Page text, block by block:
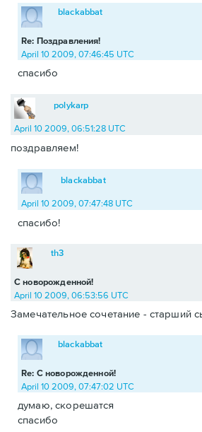
Re: Поздравления!
blackabbat
April 10 2009, 07:46:45 UTC
спасибо
polykarp
April 10 2009, 06:51:28 UTC
поздравляем!
blackabbat
April 10 2009, 07:47:48 UTC
спасибо!
С новорожденной!
th3
April 10 2009, 06:53:56 UTC
Замечательное сочетание - старший
Re: С новорожденной!
blackabbat
April 10 2009, 07:47:02 UTC
думаю, скорешатся
спасибо